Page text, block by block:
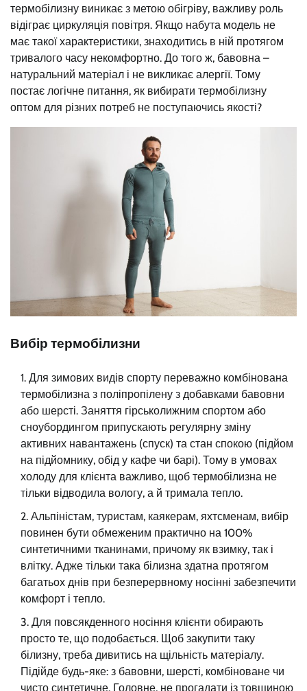
термобілизну виникає з метою обігріву, важливу роль
відіграє циркуляція повітря. Якщо набута модель не
має такої характеристики, знаходитись в ній протягом
тривалого часу некомфортно. До того ж, бавовна –
натуральний матеріал і не викликає алергії. Тому
постає логічне питання, як вибирати термобілизну
оптом для різних потреб не поступаючись якості?
Вибір термобілизни
Для зимових видів спорту переважно комбінована
термобілизна з поліпропілену з добавками бавовни
або шерсті. Заняття гірськолижним спортом або
сноубордингом припускають регулярну зміну
активних навантажень (спуск) та стан спокою (підйом
на підйомнику, обід у кафе чи барі). Тому в умовах
холоду для клієнта важливо, щоб термобілизна не
тільки відводила вологу, а й тримала тепло.
Альпіністам, туристам, каякерам, яхтсменам, вибір
повинен бути обмеженим практично на 100%
синтетичними тканинами, причому як взимку, так і
влітку. Адже тільки така білизна здатна протягом
багатьох днів при безперервному носінні забезпечити
комфорт і тепло.
Для повсякденного носіння клієнти обирають
просто те, що подобається. Щоб закупити таку
білизну, треба дивитись на щільність матеріалу.
Підійде будь-яке: з бавовни, шерсті, комбіноване чи
чисто синтетичне. Головне, не прогадати із товщиною